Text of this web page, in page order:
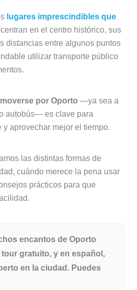
lugares imprescindibles que
en el centro histórico, sus
distancias entre algunos puntos
utilizar transporte público
por Oporto —ya sea a
autobús— es clave para
aprovechar mejor el tiempo.
las distintas formas de
cuándo merece la pena usar
prácticos para que
encantos de Oporto
gratuito, y en español,
en la ciudad. Puedes